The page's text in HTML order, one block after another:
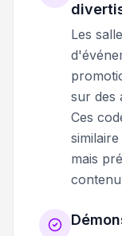
Les
sur des
Ces
mais